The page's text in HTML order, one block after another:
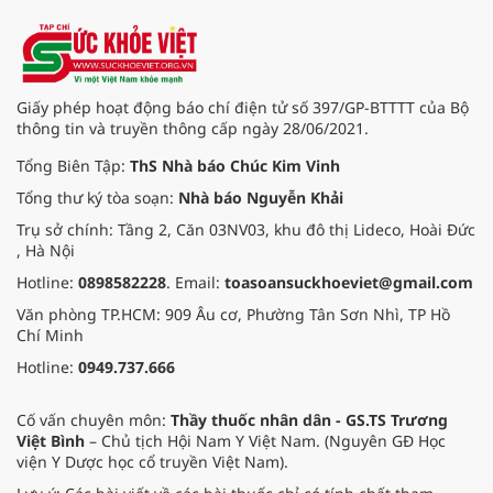
Giấy phép hoạt động báo chí điện tử số 397/GP-BTTTT của Bộ
thông tin và truyền thông cấp ngày 28/06/2021.
Tổng Biên Tập: ThS Nhà báo Chúc Kim Vinh
Tổng thư ký tòa soạn: Nhà báo Nguyễn Khải
Trụ sở chính: Tầng 2, Căn 03NV03, khu đô thị Lideco, Hoài Đức
, Hà Nội
Hotline: 0898582228. Email: toasoansuckhoeviet@gmail.com
Văn phòng TP.HCM: 909 Âu cơ, Phường Tân Sơn Nhì, TP Hồ
Chí Minh
Hotline: 0949.737.666
Cố vấn chuyên môn: Thầy thuốc nhân dân - GS.TS Trương
Việt Bình – Chủ tịch Hội Nam Y Việt Nam. (Nguyên GĐ Học
viện Y Dược học cổ truyền Việt Nam).